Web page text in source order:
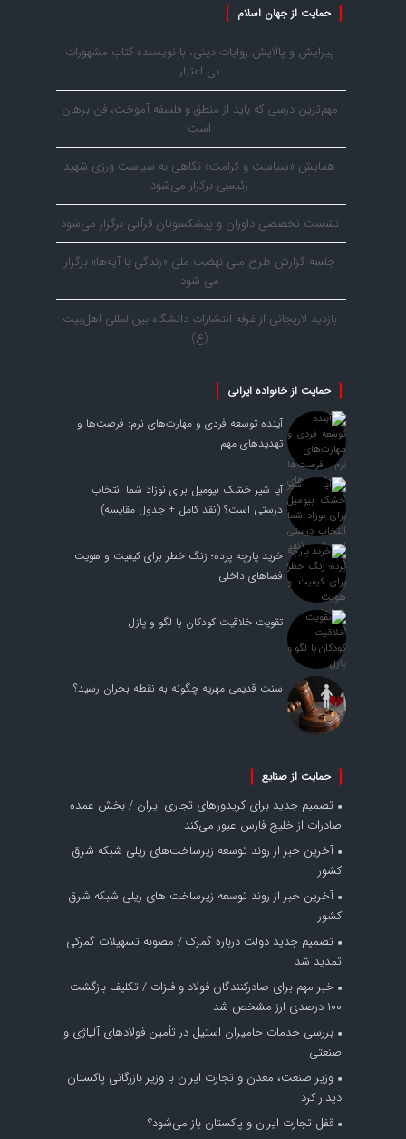
حمایت از جهان اسلام
پیرایش و پالایش روایات دینی، با نویسنده کتاب مشهورات
بی اعتبار
مهم‌ترین درسی که باید از منطق و فلسفه آموخت، فن برهان
است
همایش «سیاست و کرامت» نگاهی به سیاست ورزی شهید
رئیسی برگزار می‌شود
نشست تخصصی داوران و پیشکسوتان قرآنی برگزار می‌شود
جلسه گزارش طرح ملی نهضت ملی «زندگی با آیه‌ها» برگزار
می شود
بازدید لاریجانی از غرفه انتشارات دانشگاه بین‌المللی اهل‌بیت
(ع)
حمایت از خانواده ایرانی
آینده توسعه فردی و مهارت‌های نرم: فرصت‌ها و
تهدیدهای مهم
آیا شیر خشک بیومیل برای نوزاد شما انتخاب
درستی است؟ (نقد کامل + جدول مقایسه)
خرید پارچه پرده؛ زنگ خطر برای کیفیت و هویت
فضاهای داخلی
تقویت خلاقیت کودکان با لگو و پازل
سنت قدیمی مهریه چگونه به نقطه بحران رسید؟
حمایت از صنایع
تصمیم جدید برای کریدورهای تجاری ایران / بخش عمده
صادرات از خلیج فارس عبور می‌کند
آخرین خبر از روند توسعه زیرساخت‌های ریلی شبکه شرق
کشور
آخرین خبر از روند توسعه زیرساخت های ریلی شبکه شرق
کشور
تصمیم جدید دولت درباره گمرک / مصوبه تسهیلات گمرکی
تمدید شد
خبر مهم برای صادرکنندگان فولاد و فلزات / تکلیف بازگشت
۱۰۰ درصدی ارز مشخص شد
بررسی خدمات حامیران استیل در تأمین فولادهای آلیاژی و
صنعتی
وزیر صنعت، معدن و تجارت ایران با وزیر بازرگانی پاکستان
دیدار کرد
قفل تجارت ایران و پاکستان باز می‌شود؟